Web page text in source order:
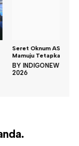
ASN, Polresta
•JUL 28